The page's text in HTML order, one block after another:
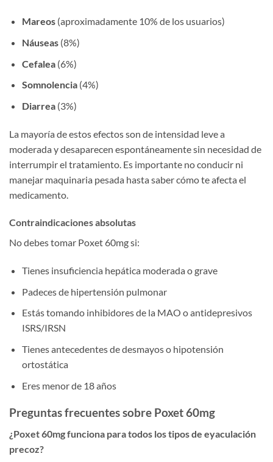
Mareos(aproximadamente 10% de los usuarios)
Náuseas(8%)
Cefalea(6%)
Somnolencia(4%)
Diarrea(3%)
La mayoría de estos efectos son de intensidad leve a
moderada y desaparecen espontáneamente sin necesidad de
interrumpir el tratamiento. Es importante no conducir ni
manejar maquinaria pesada hasta saber cómo te afecta el
medicamento.
Contraindicaciones absolutas
No debes tomar Poxet 60mg si:
Tienes insuficiencia hepática moderada o grave
Padeces de hipertensión pulmonar
Estás tomando inhibidores de la MAO o antidepresivos
ISRS/IRSN
Tienes antecedentes de desmayos o hipotensión
ortostática
Eres menor de 18 años
Preguntas frecuentes sobre Poxet 60mg
¿Poxet 60mg funciona para todos los tipos de eyaculación
precoz?